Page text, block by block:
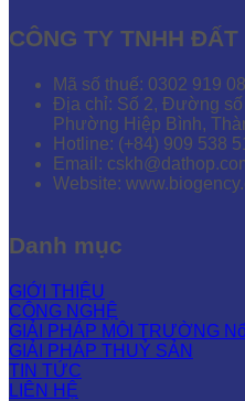
CÔNG TY TNHH ĐẤT
Mã số thuế: 0302 919
Địa chỉ: Số 2, Đường số
Phường Hiệp Bình,
Hotline: (+84) 909 538
Email:
Website:
Danh mục
GIỚI THIỆU
CÔNG NGHỆ
GIẢI PHÁP MÔI TRƯỜNG
GIẢI PHÁP THUỶ SẢN
TIN TỨC
LIÊN HỆ